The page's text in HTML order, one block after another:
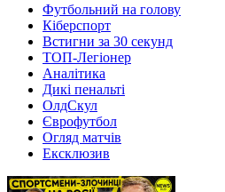
Футбольний на голову
Кіберспорт
Встигни за 30 секунд
ТОП-Легіонер
Аналітика
Дикі пенальті
ОлдСкул
Єврофутбол
Огляд матчів
Ексклюзив